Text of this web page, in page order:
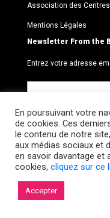
Association des
Mentions Légales
Newsletter From the
Entrez votre adresse
© 2026 Le
En poursuivant votre
de cookies. Ces
le contenu de notre
aux médias sociaux et
en savoir davantage et
cookies, cliquez sur ce
Accepter